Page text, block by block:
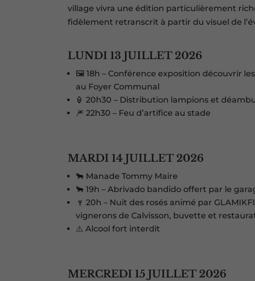
village vivra une édition particulièrement
fidèlement retranscrit à partir du visuel de
LUNDI 13 JUILLET 2026
🖼️ 18h – Conférence exposition découvrir
au Foyer Communal
🏮 20h30 – Distribution lampions et
🎆 22h30 – Feu d’artifice au stade
MARDI 14 JUILLET 2026
🐂 Manade Tommy Maire
🐂 19h – Abrivado bandido offert par le
🍷 20h – Nuit des rosés animé par
vignerons de Calvisson, buvette et
⚠️ Alcool fort interdit
MERCREDI 15 JUILLET 2026